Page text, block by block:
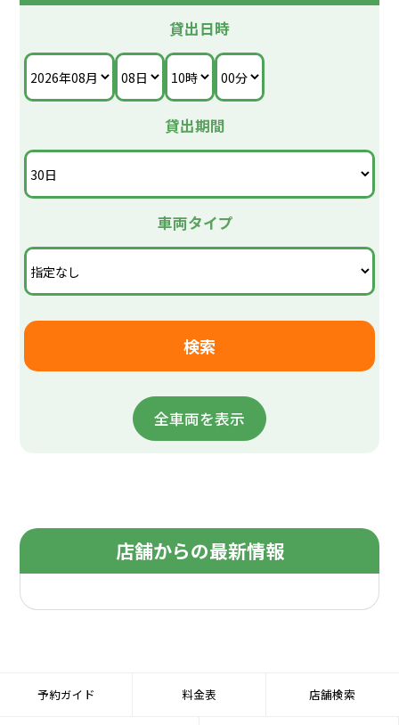
貸出日時
貸出期間
車両タイプ
全車両を表示
店舗からの最新情報
予約ガイド 料金表 店舗検索